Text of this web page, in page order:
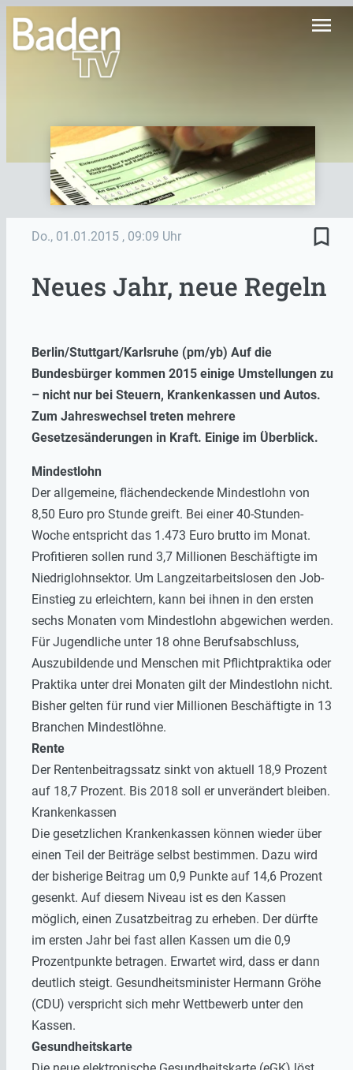
menu
Do., 01.01.2015 , 09:09 Uhr bookmark_border
Neues Jahr, neue Regeln
Berlin/Stuttgart/Karlsruhe (pm/yb) Auf die
Bundesbürger kommen 2015 einige Umstellungen zu
– nicht nur bei Steuern, Krankenkassen und Autos.
Zum Jahreswechsel treten mehrere
Gesetzesänderungen in Kraft. Einige im Überblick.
Mindestlohn
Der allgemeine, flächendeckende Mindestlohn von
8,50 Euro pro Stunde greift. Bei einer 40-Stunden-
Woche entspricht das 1.473 Euro brutto im Monat.
Profitieren sollen rund 3,7 Millionen Beschäftigte im
Niedriglohnsektor. Um Langzeitarbeitslosen den Job-
Einstieg zu erleichtern, kann bei ihnen in den ersten
sechs Monaten vom Mindestlohn abgewichen werden.
Für Jugendliche unter 18 ohne Berufsabschluss,
Auszubildende und Menschen mit Pflichtpraktika oder
Praktika unter drei Monaten gilt der Mindestlohn nicht.
Bisher gelten für rund vier Millionen Beschäftigte in 13
Branchen Mindestlöhne.
Rente
Der Rentenbeitragssatz sinkt von aktuell 18,9 Prozent
auf 18,7 Prozent. Bis 2018 soll er unverändert bleiben.
Krankenkassen
Die gesetzlichen Krankenkassen können wieder über
einen Teil der Beiträge selbst bestimmen. Dazu wird
der bisherige Beitrag um 0,9 Punkte auf 14,6 Prozent
gesenkt. Auf diesem Niveau ist es den Kassen
möglich, einen Zusatzbeitrag zu erheben. Der dürfte
im ersten Jahr bei fast allen Kassen um die 0,9
Prozentpunkte betragen. Erwartet wird, dass er dann
deutlich steigt. Gesundheitsminister Hermann Gröhe
(CDU) verspricht sich mehr Wettbewerb unter den
Kassen.
Gesundheitskarte